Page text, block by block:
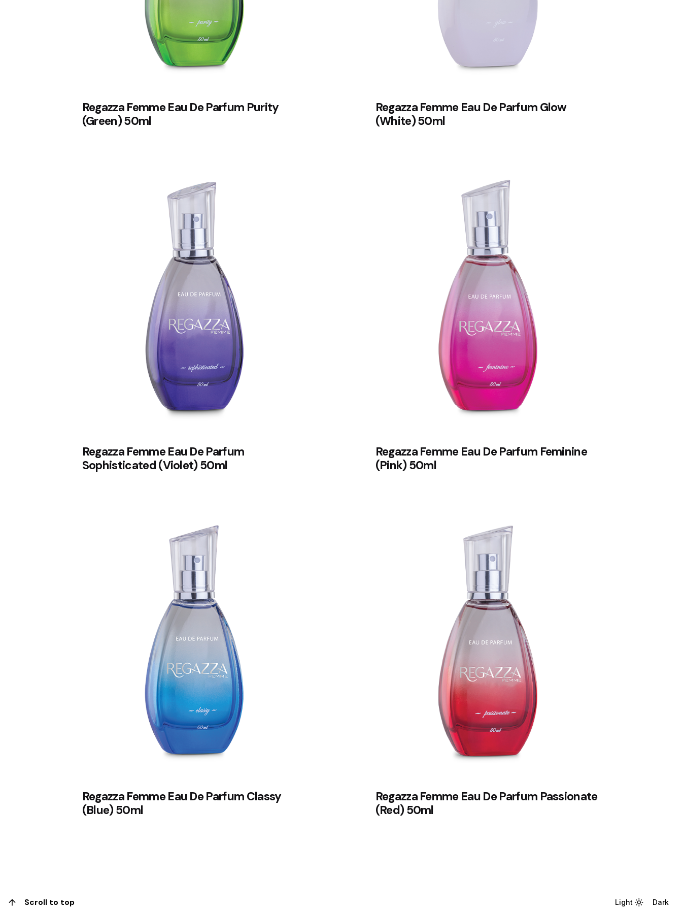
Regazza Femme Eau De Parfum Purity
(Green) 50ml
Regazza Femme Eau De Parfum Glow
(White) 50ml
Regazza Femme Eau De Parfum
Sophisticated (Violet) 50ml
Regazza Femme Eau De Parfum Feminine
(Pink) 50ml
Regazza Femme Eau De Parfum Classy
(Blue) 50ml
Regazza Femme Eau De Parfum Passionate
(Red) 50ml
Scroll to top Light Dark
Light
Dark